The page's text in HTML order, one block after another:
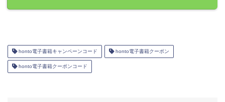
honto電子書籍キャンペーンコード honto電子書籍クーポン
honto電子書籍クーポンコード